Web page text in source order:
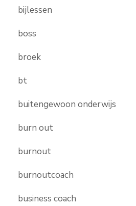
bijlessen
boss
broek
bt
buitengewoon onderwijs
burn out
burnout
burnoutcoach
business coach